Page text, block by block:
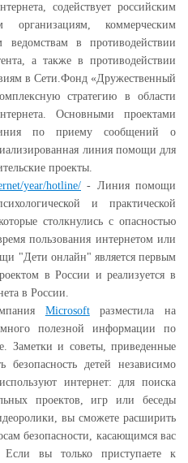
содействует российским
организациям, коммерческим
ведомствам в противодействии
а также в противодействии
в Сети.Фонд «Дружественный
стратегию в области
Основными проектами
по приему сообщений о
линия помощи для
проекты.
year/hotline/ - Линия помощи
и практической
столкнулись с опасностью
пользования интернетом или
"Дети онлайн" является первым
в России и реализуется в
в России.
Microsoftразместила на
полезной информации по
Заметки и советы, приведенные
детей независимо
интернет: для поиска
проектов, игр или беседы
вы сможете расширить
безопасности, касающимся вас
Если вы только приступаете к